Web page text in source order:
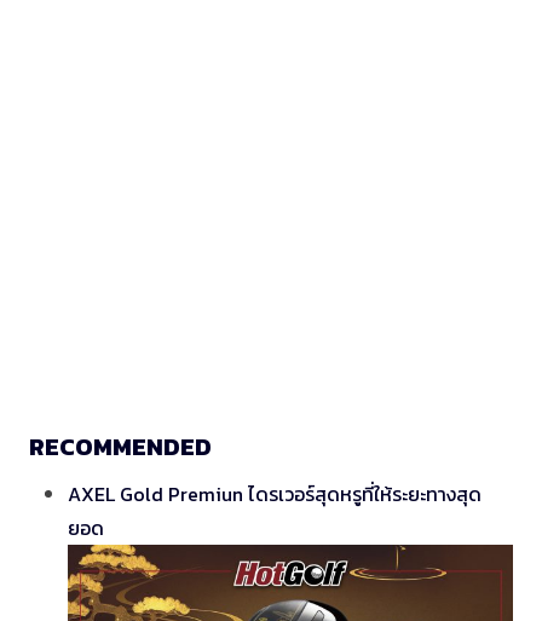
RECOMMENDED
AXEL Gold Premiun ไดรเวอร์สุดหรูที่ให้ระยะทางสุด
ยอด